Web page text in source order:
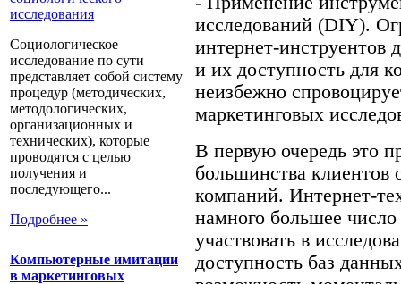
Социологическое
исследование по сути
представляет собой систему
процедур (методических,
методологических,
организационных и
технических), которые
проводятся с целью
получения и
последующего...
Подробнее »
Компьютерные имитации
в маркетинговых
исследований (DIY).
интернет-инструентов
и их доступность для
неизбежно
маркетинговых
В первую очередь это
большинства клиентов
компаний. Интернет-
намного большее
участвовать в
доступность баз